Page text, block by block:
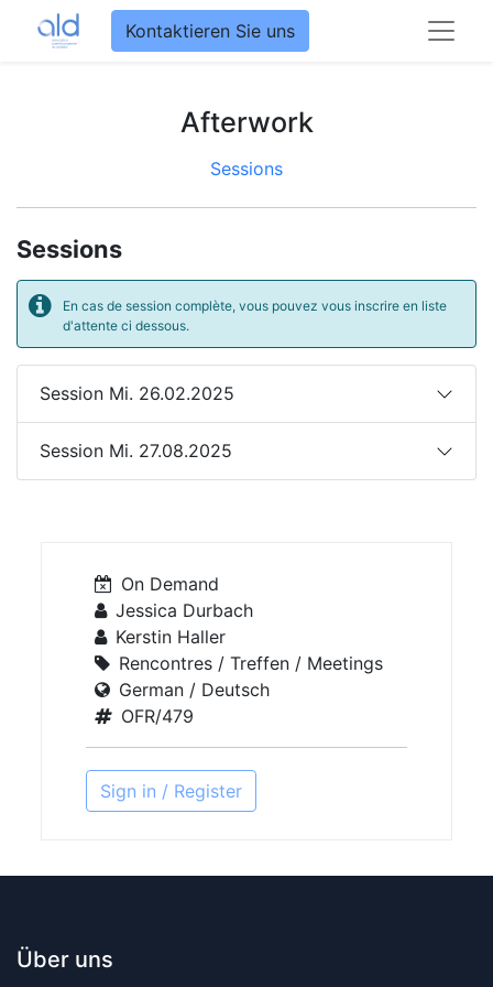
Kontaktieren Sie uns
Afterwork
Sessions
Sessions
En cas de session complète, vous pouvez vous inscrire en liste
d'attente ci dessous.
Session Mi. 26.02.2025
Session Mi. 27.08.2025
On Demand
Jessica Durbach
Kerstin Haller
Rencontres / Treffen / Meetings
German / Deutsch
OFR/479
Sign in / Register
Über uns